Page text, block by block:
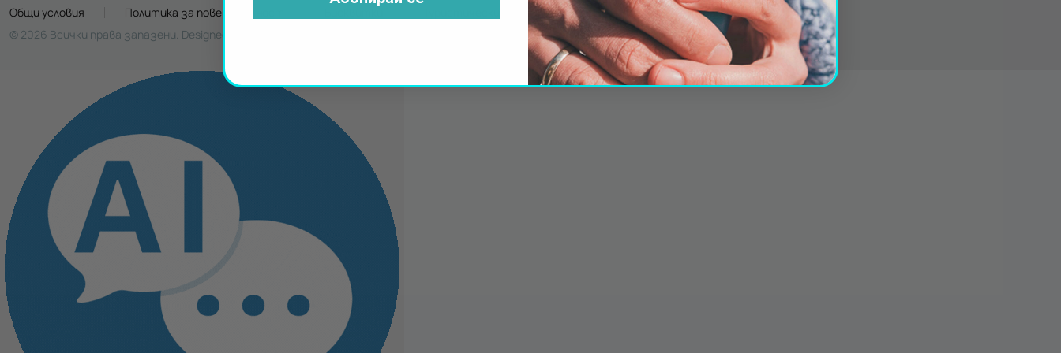
Общи условия Политика за поверителност
Туристически лиценз
© 2026 Всички права запазени. Designed by